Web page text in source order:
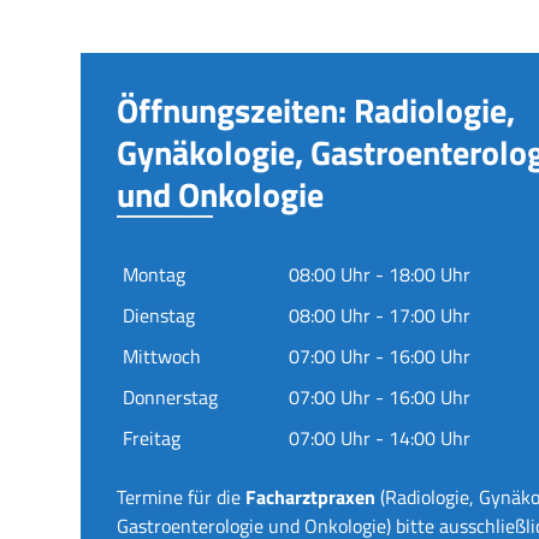
Öffnungszeiten: Radiologie,
Gynäkologie,
und Onkologie
Montag
08:00 Uhr - 18:00 Uhr
Dienstag
08:00 Uhr - 17:00 Uhr
Mittwoch
07:00 Uhr - 16:00 Uhr
Donnerstag
07:00 Uhr - 16:00 Uhr
Freitag
07:00 Uhr - 14:00 Uhr
Termine für die Facharztpraxen (Radiologie,
Gastroenterologie und Onkologie) bitte